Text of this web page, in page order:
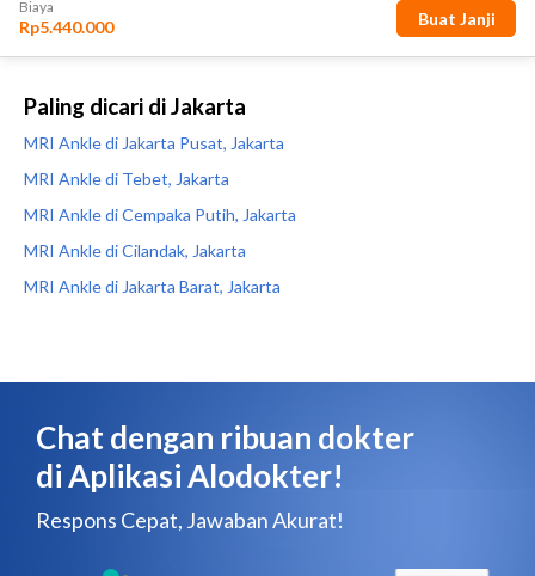
Paling dicari di Jakarta
MRI Ankle di Jakarta Pusat, Jakarta
MRI Ankle di Tebet, Jakarta
MRI Ankle di Cempaka Putih, Jakarta
MRI Ankle di Cilandak, Jakarta
MRI Ankle di Jakarta Barat, Jakarta